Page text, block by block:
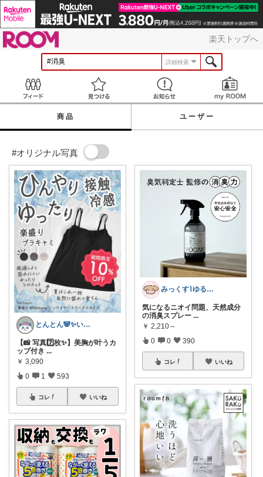
楽天トップへ
詳細検索
見つける お知らせ
商品 ユーザー
#オリジナル写真
とんとん🐼✨いいねに感謝です🙇‍♀️
【📸 写真7️⃣枚✨】美胸が叶うカ
ップ付き ...
￥ 3,090
0 1 593
コレ いいね
みっくす⌇ゆる暮らし𓂃𖠿
気になるニオイ問題、天然成分
の消臭スプレー ...
￥ 2,210～
0 0 390
コレ いいね